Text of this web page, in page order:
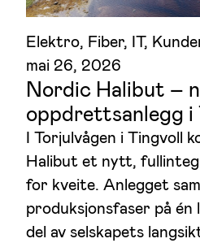
Elektro, Fiber, IT,
mai 26, 2026
Nordic Halibut –
oppdrettsanlegg i
I Torjulvågen i Tingvoll
Halibut et nytt,
for kveite. Anlegget
produksjonsfaser på én
del av selskapets